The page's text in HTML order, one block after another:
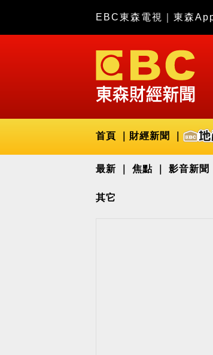
EBC東森電視 東森
首頁 財經新聞
最新 焦點 影音新聞
其它